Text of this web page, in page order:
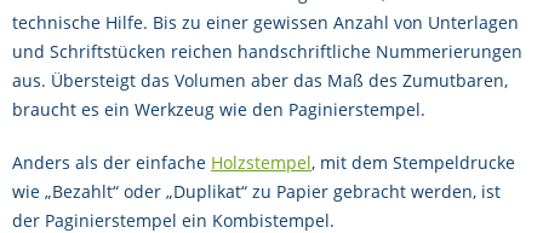
technische Hilfe. Bis zu einer gewissen Anzahl von Unterlagen
und Schriftstücken reichen handschriftliche Nummerierungen
aus. Übersteigt das Volumen aber das Maß des Zumutbaren,
braucht es ein Werkzeug wie den Paginierstempel.
Anders als der einfache Holzstempel, mit dem Stempeldrucke
wie „Bezahlt“ oder „Duplikat“ zu Papier gebracht werden, ist
der Paginierstempel ein Kombistempel.